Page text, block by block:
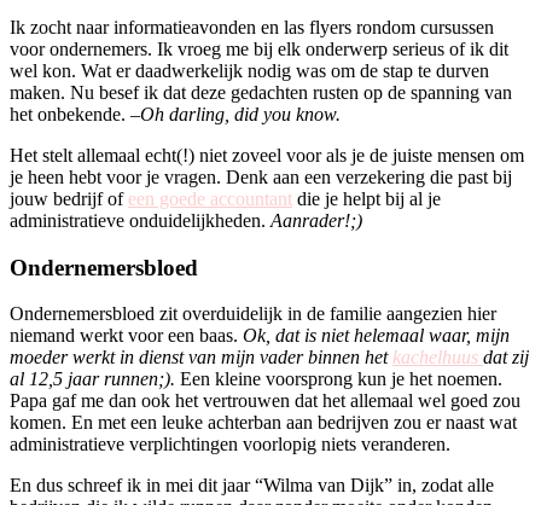
Ik zocht naar informatieavonden en las flyers rondom cursussen
voor ondernemers. Ik vroeg me bij elk onderwerp serieus of ik dit
wel kon. Wat er daadwerkelijk nodig was om de stap te durven
maken. Nu besef ik dat deze gedachten rusten op de spanning van
het onbekende. –Oh darling, did you know.
Het stelt allemaal echt(!) niet zoveel voor als je de juiste mensen om
je heen hebt voor je vragen. Denk aan een verzekering die past bij
jouw bedrijf of een goede accountant die je helpt bij al je
administratieve onduidelijkheden. Aanrader!;)
Ondernemersbloed
Ondernemersbloed zit overduidelijk in de familie aangezien hier
niemand werkt voor een baas. Ok, dat is niet helemaal waar, mijn
moeder werkt in dienst van mijn vader binnen het kachelhuus dat zij
al 12,5 jaar runnen;). Een kleine voorsprong kun je het noemen.
Papa gaf me dan ook het vertrouwen dat het allemaal wel goed zou
komen. En met een leuke achterban aan bedrijven zou er naast wat
administratieve verplichtingen voorlopig niets veranderen.
En dus schreef ik in mei dit jaar “Wilma van Dijk” in, zodat alle